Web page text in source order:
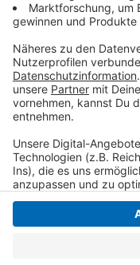
Verbindung
Anzeige